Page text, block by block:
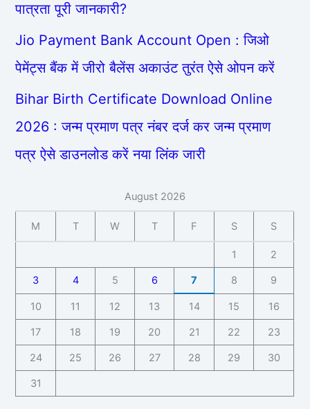
पात्रता पूरी जानकारी?
Jio Payment Bank Account Open : जिओ
पेमेंट्स बैंक में जीरो बैलेंस अकाउंट तुरंत ऐसे ओपन करें
Bihar Birth Certificate Download Online
2026 : जन्म प्रमाण पत्र नंबर दर्ज कर जन्म प्रमाण
पत्र ऐसे डाउनलोड करें नया लिंक जारी
August 2026
M T W T F S S
1 2
3 4 5 6 7 8 9
10 11 12 13 14 15 16
17 18 19 20 21 22 23
24 25 26 27 28 29 30
31